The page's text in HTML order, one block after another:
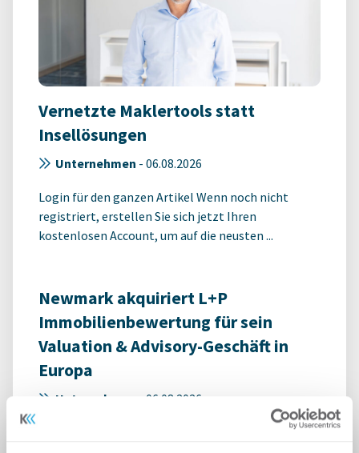
Vernetzte Maklertools statt
Insellösungen
Unternehmen - 06.08.2026
Login für den ganzen Artikel Wenn noch nicht
registriert, erstellen Sie sich jetzt Ihren
kostenlosen Account, um auf die neusten ...
Newmark akquiriert L+P
Immobilienbewertung für sein
Valuation & Advisory-Geschäft in
Europa
Unternehmen 06.08.2026